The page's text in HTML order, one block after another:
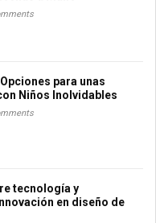
para unas
Niños Inolvidables
tecnología y
en diseño de